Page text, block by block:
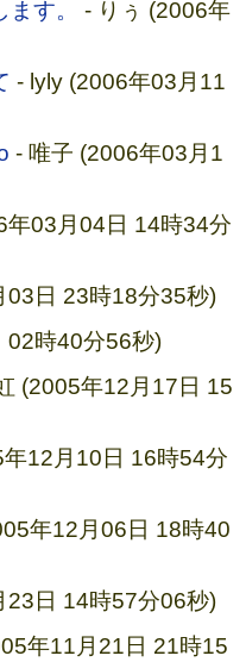
す。
- りぅ (2006年
- lyly (2006年03月11
- 唯子 (2006年03月1
年03月04日 14時34分
03日 23時18分35秒)
02時40分56秒)
(2005年12月17日 15
12月10日 16時54分
年12月06日 18時40
23日 14時57分06秒)
年11月21日 21時15